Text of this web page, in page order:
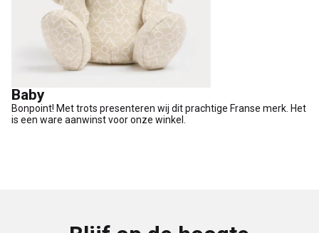
Baby
Bonpoint! Met trots presenteren wij dit prachtige Franse merk. Het
is een ware aanwinst voor onze winkel.